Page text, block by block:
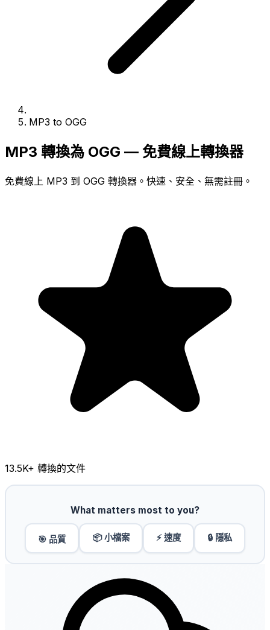
MP3 to OGG
MP3 轉換為 OGG — 免費線上轉換器
免費線上 MP3 到 OGG 轉換器。快速、安全、無需註冊。
13.5K+ 轉換的文件
What matters most to you?
🎯 品質 📦 小檔案 ⚡ 速度 🔒 隱私